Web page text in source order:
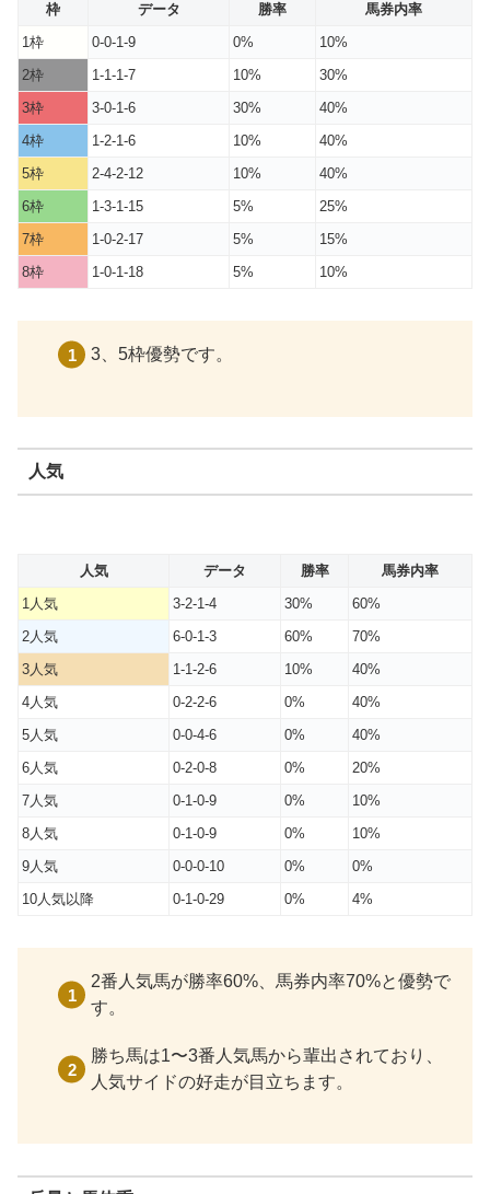
枠 データ 勝率
馬券内率
1枠
0-0-1-9 0%
10%
2枠
1-1-1-7 10%
30%
3枠
3-0-1-6 30%
40%
4枠
1-2-1-6 10%
40%
5枠
2-4-2-12 10%
40%
6枠
1-3-1-15 5%
25%
7枠
1-0-2-17 5%
15%
8枠
1-0-1-18 5% 10%
3、5枠優勢です。
人気
人気 データ 勝率
馬券内率
1人気
3-2-1-4 30%
60%
2人気
6-0-1-3 60%
70%
3人気
1-1-2-6 10%
40%
4人気
0-2-2-6 0%
40%
5人気
0-0-4-6 0%
40%
6人気
0-2-0-8 0%
20%
7人気
0-1-0-9 0%
10%
8人気
0-1-0-9 0%
10%
9人気
0-0-0-10 0%
0%
10人気以降
0-1-0-29 0% 4%
2番人気馬が勝率60%、馬券内率70%と優勢で
す。
勝ち馬は1〜3番人気馬から輩出されており、
人気サイドの好走が目立ちます。